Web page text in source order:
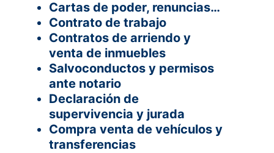
Cartas de poder, renuncias…
Contrato de trabajo
Contratos de arriendo y
venta de inmuebles
Salvoconductos y permisos
ante notario
Declaración de
supervivencia y jurada
Compra venta de vehículos y
transferencias